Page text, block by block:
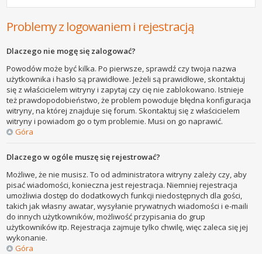
Problemy z logowaniem i rejestracją
Dlaczego nie mogę się zalogować?
Powodów może być kilka. Po pierwsze, sprawdź czy twoja nazwa
użytkownika i hasło są prawidłowe. Jeżeli są prawidłowe, skontaktuj
się z właścicielem witryny i zapytaj czy cię nie zablokowano. Istnieje
też prawdopodobieństwo, że problem powoduje błędna konfiguracja
witryny, na której znajduje się forum. Skontaktuj się z właścicielem
witryny i powiadom go o tym problemie. Musi on go naprawić.
Góra
Dlaczego w ogóle muszę się rejestrować?
Możliwe, że nie musisz. To od administratora witryny zależy czy, aby
pisać wiadomości, konieczna jest rejestracja. Niemniej rejestracja
umożliwia dostęp do dodatkowych funkcji niedostępnych dla gości,
takich jak własny awatar, wysyłanie prywatnych wiadomości i e-maili
do innych użytkowników, możliwość przypisania do grup
użytkowników itp. Rejestracja zajmuje tylko chwilę, więc zaleca się jej
wykonanie.
Góra